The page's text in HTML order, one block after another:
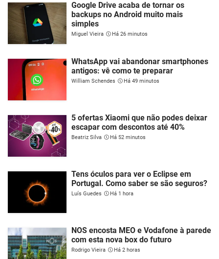
Google Drive acaba de tornar os
backups no Android muito mais
simples
Miguel Vieira Há 26 minutos
WhatsApp vai abandonar smartphones
antigos: vê como te preparar
William Schendes Há 49 minutos
5 ofertas Xiaomi que não podes deixar
escapar com descontos até 40%
Beatriz Silva Há 52 minutos
Tens óculos para ver o Eclipse em
Portugal. Como saber se são seguros?
Luís Guedes Há 1 hora
NOS encosta MEO e Vodafone à parede
com esta nova box do futuro
Rodrigo Vieira Há 2 horas